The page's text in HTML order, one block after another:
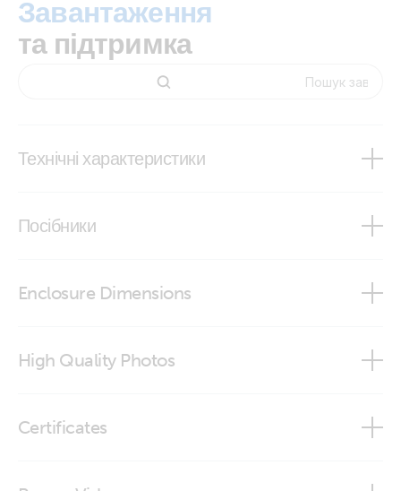
Завантаження
та підтримка
Технічні характеристики
Посібники
Enclosure Dimensions
Centaur Charger 12/80 & 12/100 & 24/60
High Quality Photos
Certificates